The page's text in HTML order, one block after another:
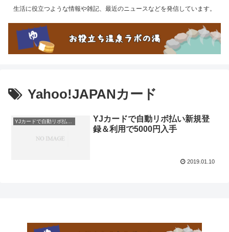
生活に役立つような情報や雑記、最近のニュースなどを発信しています。
Yahoo!JAPANカード
YJカードで自動リボ払い新規登録＆利用で5000円入手
YJカードで自動リボ払い新規登
録＆利用で5000円入手
2019.01.10